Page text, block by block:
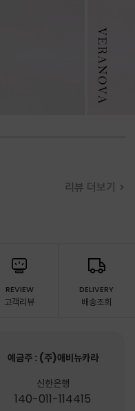
리뷰 더보기 >
REVIEW
고객리뷰
DELIVERY
배송조회
예금주 : (주)애비뉴카라
신한은행
140-011-114415